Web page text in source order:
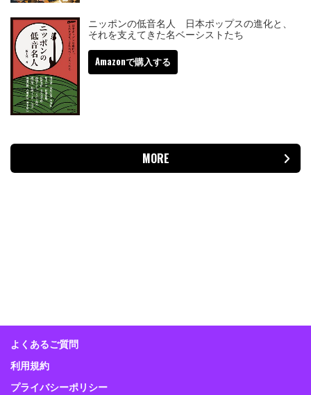
ニッポンの低音名人 日本ポップスの進化と、
それを支えてきた名ベーシストたち
Amazonで購入する
MORE
よくあるご質問
利用規約
プライバシーポリシー